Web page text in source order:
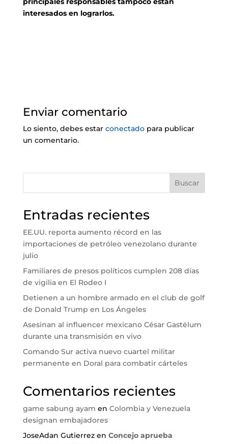
interesados en lograrlos.
Enviar comentario
Lo siento, debes estar conectadopara publicar
un comentario.
Buscar
Entradas recientes
EE.UU. reporta aumento récord en las
importaciones de petróleo venezolano durante
julio
Familiares de presos políticos cumplen 208 días
de vigilia en El Rodeo I
Detienen a un hombre armado en el club de golf
de Donald Trump en Los Ángeles
Asesinan al influencer mexicano César Gastélum
durante una transmisión en vivo
Comando Sur activa nuevo cuartel militar
permanente en Doral para combatir cárteles
Comentarios recientes
game sabung ayam en Colombia y Venezuela
designan embajadores
JoseAdan Gutierrezen Concejo aprueba